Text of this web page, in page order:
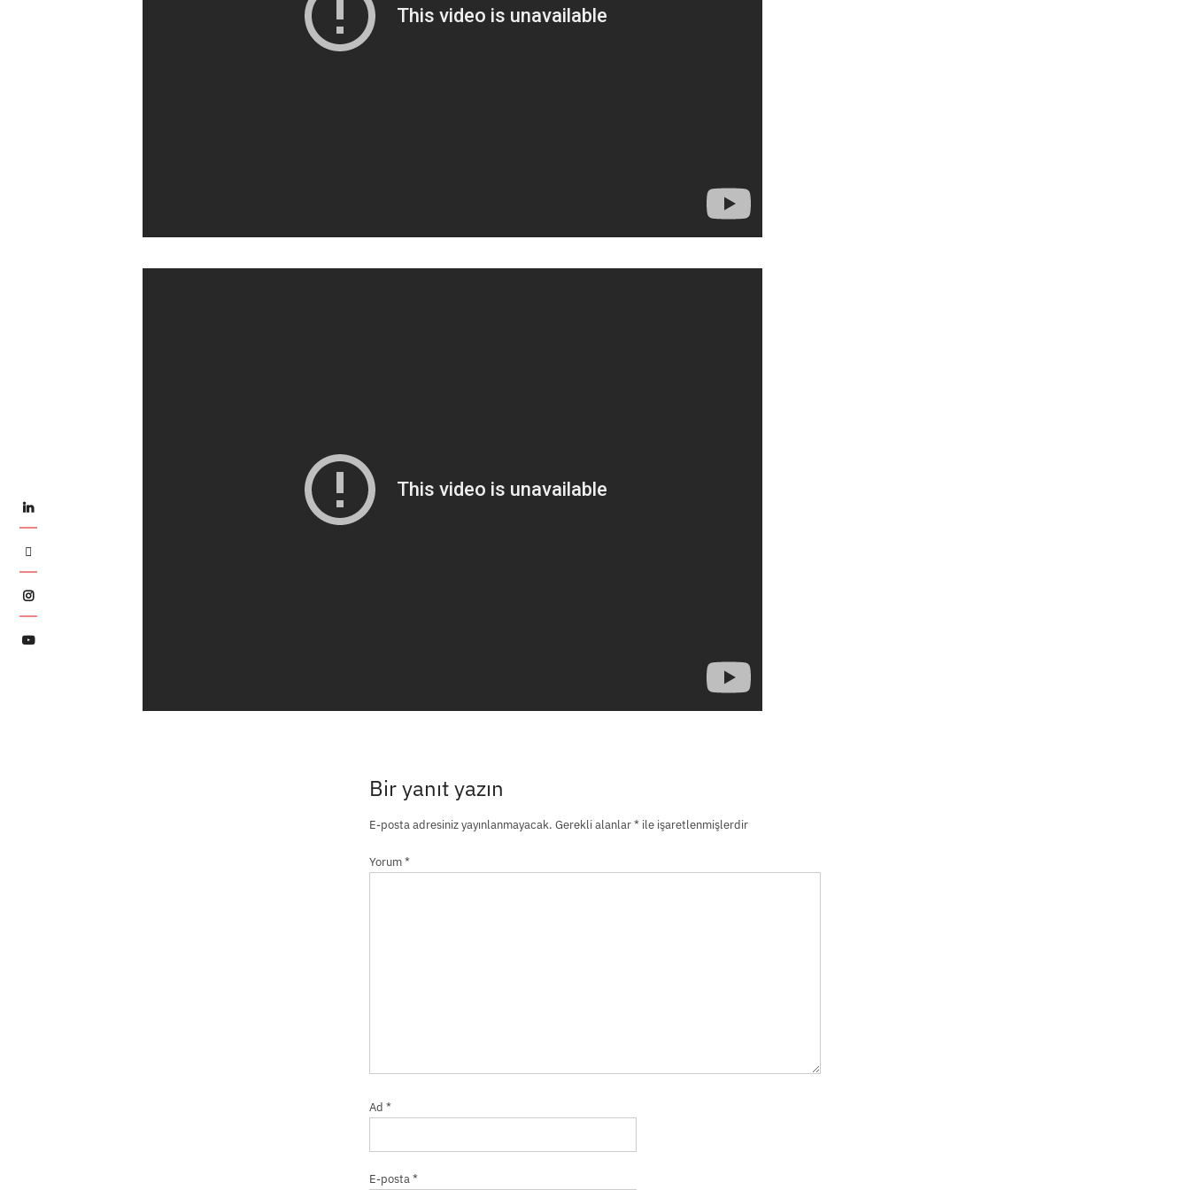
LinkedIn
Twitter
Instagram
YouTube
Bir yanıt yazın
E-posta adresiniz yayınlanmayacak. Gerekli alanlar*ile işaretlenmişlerdir
Yorum*
Ad *
E-posta*